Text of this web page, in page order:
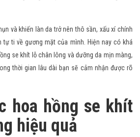
và khiến làn da trở nên thô sần, xấu xí chính
tự ti về gương mặt của mình. Hiện nay có khá
se khít lỗ chân lông và dưỡng da mịn màng,
thời gian lâu dài bạn sẽ cảm nhận được rõ
hoa hồng se khít
hiệu quả